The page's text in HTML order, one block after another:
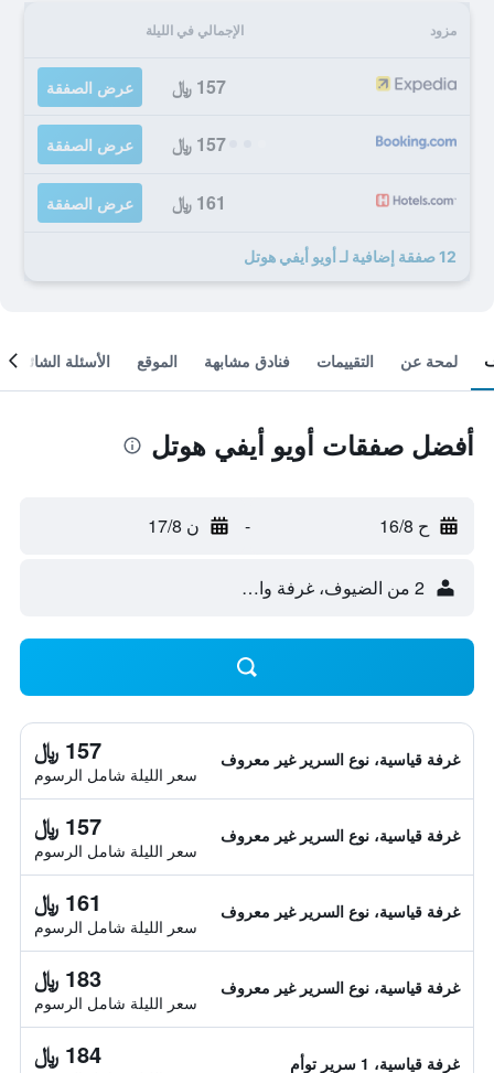
مزود الإجمالي في الليلة
157 ﷼ عرض الصفقة
157 ﷼ عرض الصفقة
161 ﷼ عرض الصفقة
12 صفقة إضافية لـ أويو أيفي هوتل
لمحة عن التقييمات فنادق مشابهة الموقع الأسئلة الشائعة
أفضل صفقات أويو أيفي هوتل
ح 16/8 - ن 17/8
2 من الضيوف، غرفة واحدة
غرفة قياسية، نوع السرير غير معروف 157 ﷼
سعر الليلة شامل الرسوم
غرفة قياسية، نوع السرير غير معروف 157 ﷼
سعر الليلة شامل الرسوم
غرفة قياسية، نوع السرير غير معروف 161 ﷼
سعر الليلة شامل الرسوم
غرفة قياسية، نوع السرير غير معروف 183 ﷼
سعر الليلة شامل الرسوم
غرفة قياسية، 1 سرير توأم 184 ﷼